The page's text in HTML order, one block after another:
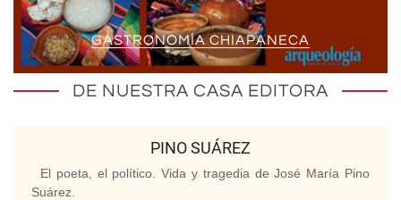
GASTRONOMÍA CHIAPANECA
DE NUESTRA CASA EDITORA
PINO SUÁREZ
El poeta, el político. Vida y tragedia de José María Pino
Suárez.